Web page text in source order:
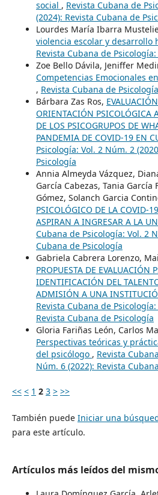
social , Revista Cubana de
(2024): Revista Cubana de
Lourdes María Ibarra
violencia escolar y desarrollo
Revista Cubana de
Zoe Bello Dávila, Jeniffer
Competencias Emocionales
, Revista Cubana de
Bárbara Zas Ros,
ORIENTACIÓN PSICOLÓGICA
DE LOS PSICOGRUPOS DE
PANDEMIA DE COVID-19 EN
Psicología: Vol. 2 Núm. 2
Psicología
Annia Almeyda Vázquez,
García Cabezas, Tania García
Gómez, Solanch Garcia
PSICOLÓGICO DE LA COVID-
ASPIRAN A INGRESAR A LA
Cubana de Psicología: Vol. 2
Cubana de Psicología
Gabriela Cabrera Lorenzo,
PROPUESTA DE EVALUACIÓN
IDENTIFICACIÓN DEL
ADMISIÓN A UNA
Revista Cubana de
Revista Cubana de Psicología
Gloria Fariñas León, Carlos
Perspectivas teóricas y
del psicólogo , Revista
Núm. 6 (2022): Revista
<< < 1 2 3 > >>
También puede Iniciar una
para este artículo.
Artículos más leídos del